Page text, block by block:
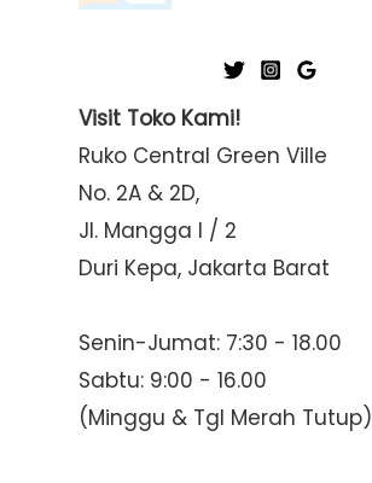
Visit Toko Kami!
Ruko Central Green Ville
No. 2A & 2D,
Jl. Mangga I / 2
Duri Kepa, Jakarta Barat
Senin-Jumat: 7:30 - 18.00
Sabtu: 9:00 - 16.00
(Minggu & Tgl Merah Tutup)